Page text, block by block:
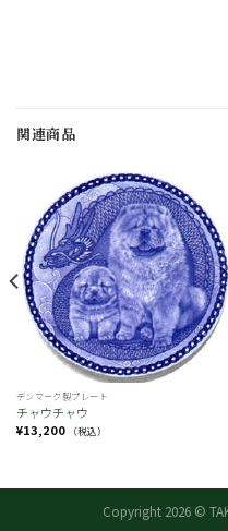
関連商品
お
気
に
入
り
デンマーク製プレート
チャウチャウ
¥13,200 （税込）
Copyright 2026 ©